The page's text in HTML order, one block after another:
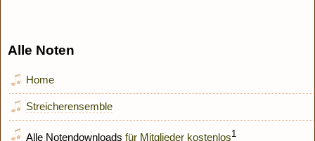
Alle Noten
Home
Streicherensemble
Alle Notendownloads für Mitglieder kostenlos1